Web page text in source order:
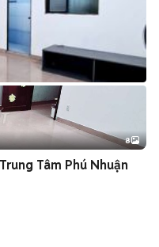
+2
8
Tâm Phú Nhuận